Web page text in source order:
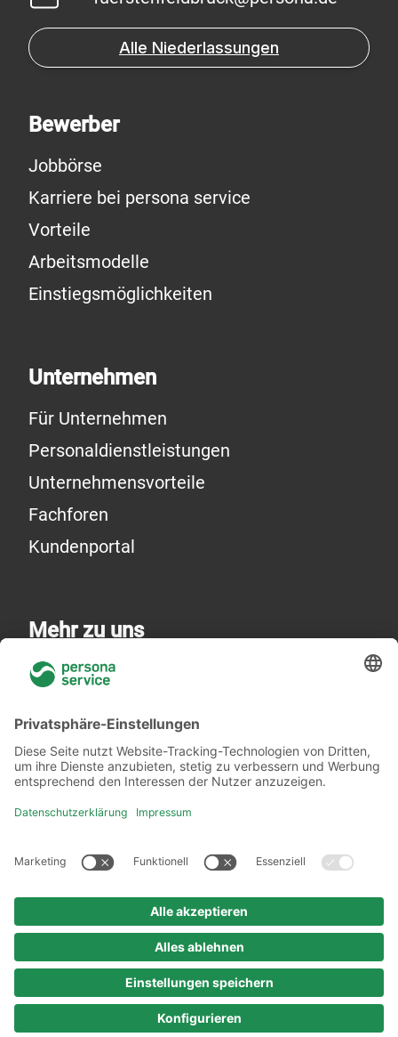
Alle Niederlassungen
Bewerber
Jobbörse
Karriere bei persona service
Vorteile
Arbeitsmodelle
Einstiegsmöglichkeiten
Unternehmen
Für Unternehmen
Personaldienstleistungen
Unternehmensvorteile
Fachforen
Kundenportal
Mehr zu uns
Über uns
Akademie
Rechtliches
Datenschutzerklärung
Urheberrechtshinweis
© 2025 persona service AG & Co. KG